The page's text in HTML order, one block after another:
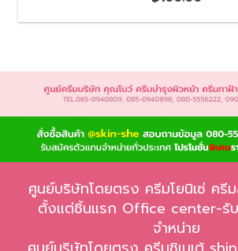
ศูนย์บริษัทโดยตรง ครีมโยนิเซ่ ครี
ตั้งแต่ชิ้นแรก Office center-รั
จำหน่าย